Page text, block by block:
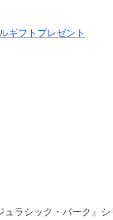
ュラシック・パーク』